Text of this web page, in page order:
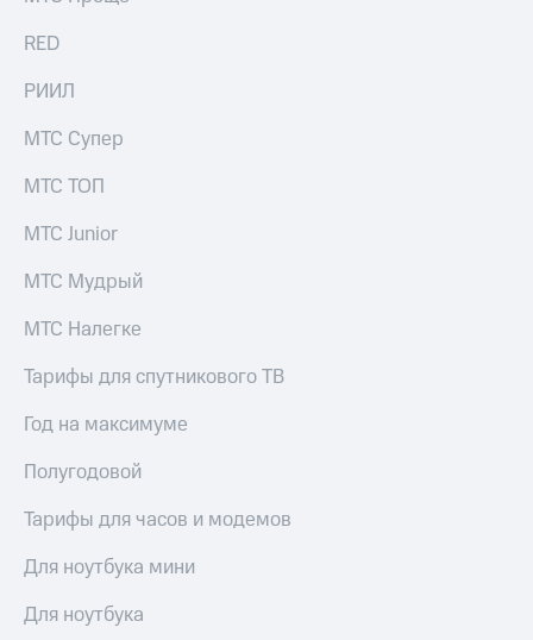
RED
РИИЛ
МТС Супер
МТС ТОП
МТС Junior
МТС Мудрый
МТС Налегке
Тарифы для спутникового ТВ
Год на максимуме
Полугодовой
Тарифы для часов и модемов
Для ноутбука мини
Для ноутбука